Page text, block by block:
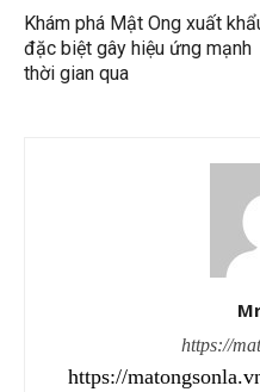
Khám phá Mật Ong xuất
đặc biệt gây hiệu ứng mạnh
thời gian qua
https://
https://